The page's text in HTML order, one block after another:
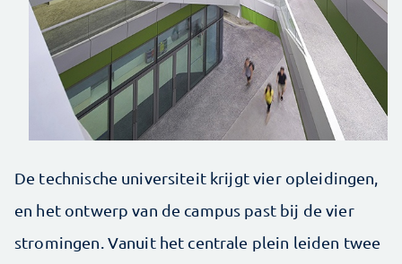
De technische universiteit krijgt vier opleidingen,
en het ontwerp van de campus past bij de vier
stromingen. Vanuit het centrale plein leiden twee